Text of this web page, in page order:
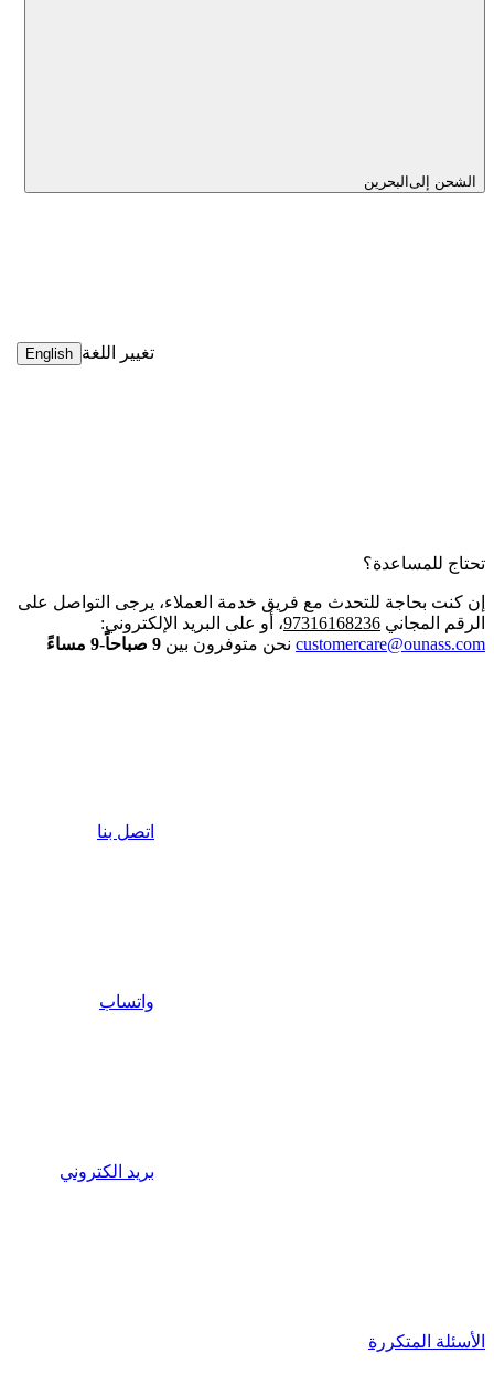
الشحن إلىالبحرين
تغيير اللغة English
تحتاج للمساعدة؟
إن كنت بحاجة للتحدث مع فريق خدمة العملاء، يرجى التواصل على
الرقم المجاني 97316168236، أو على البريد الإلكتروني:
customercare@ounass.com نحن متوفرون بين 9 صباحاً-9 مساءً
اتصل بنا
واتساب
بريد الكتروني
الأسئلة المتكررة